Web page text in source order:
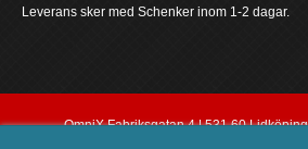
Leverans sker med Schenker inom 1-2 dagar.
OmniX Fabriksgatan 4 | 531 60